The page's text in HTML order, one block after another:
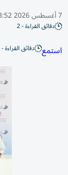
7 أغسطس 2026 23:52 مساء
دقائق القراءة - 2
استمع دقائق القراءة - 2